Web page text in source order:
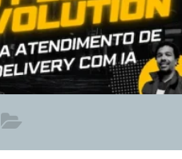
images/app-logo.svg
BCRYPT_ROUNDS=12
LOG_LEVEL=debug
CONEXÃO-
DATABASE
DB_PASSWORD=SENHA-